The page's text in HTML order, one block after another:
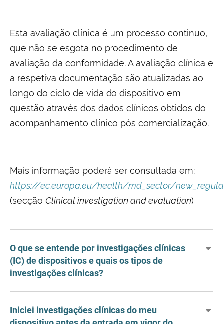
Esta avaliação clínica é um processo continuo,
que não se esgota no procedimento de
avaliação da conformidade. A avaliação clínica e
a respetiva documentação são atualizadas ao
longo do ciclo de vida do dispositivo em
questão através dos dados clínicos obtidos do
acompanhamento clínico pós comercialização.
Mais informação poderá ser consultada em:
https://ec.europa.eu/health/md_sector/
(secção Clinical investigation and evaluation)
O que se entende por investigações clínicas
(IC) de dispositivos e quais os tipos de
investigações clínicas?
Iniciei investigações clínicas do meu